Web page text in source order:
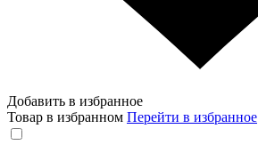
Добавить в избранное
Товар в избранном Перейти в избранное